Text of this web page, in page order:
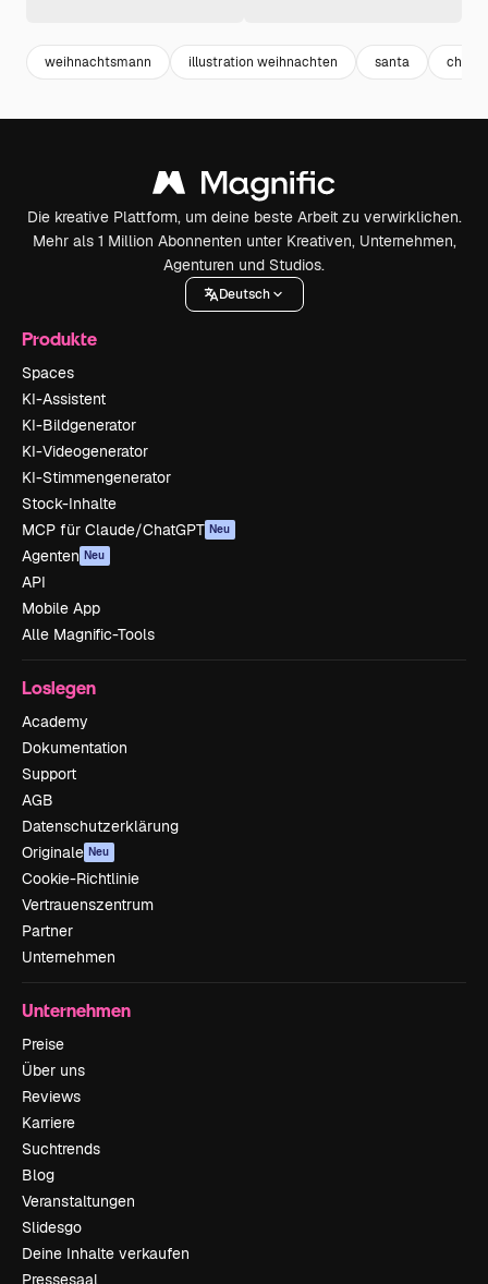
weihnachtsmann illustration weihnachten santa
Die kreative Plattform, um deine beste Arbeit zu verwirklichen.
Mehr als 1 Million Abonnenten unter Kreativen, Unternehmen,
Agenturen und Studios.
Deutsch
Produkte
Spaces
KI-Assistent
KI-Bildgenerator
KI-Videogenerator
KI-Stimmengenerator
Stock-Inhalte
MCP für Claude/ChatGPT Neu
Agenten Neu
API
Mobile App
Alle Magnific-Tools
Loslegen
Academy
Dokumentation
Support
AGB
Datenschutzerklärung
Originale Neu
Cookie-Richtlinie
Vertrauenszentrum
Partner
Unternehmen
Unternehmen
Preise
Über uns
Reviews
Karriere
Suchtrends
Blog
Veranstaltungen
Slidesgo
Deine Inhalte verkaufen
Pressesaal